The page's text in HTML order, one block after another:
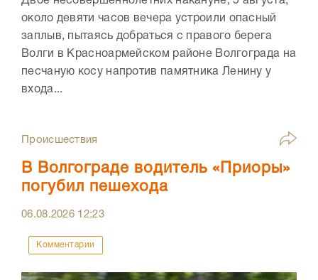
около девяти часов вечера устроили опасный
заплыв, пытаясь добраться с правого берега
Волги в Красноармейском районе Волгограда на
песчаную косу напротив памятника Ленину у
входа...
Происшествия
В Волгограде водитель «Приоры»
погубил пешехода
06.08.2026 12:23
Комментарии